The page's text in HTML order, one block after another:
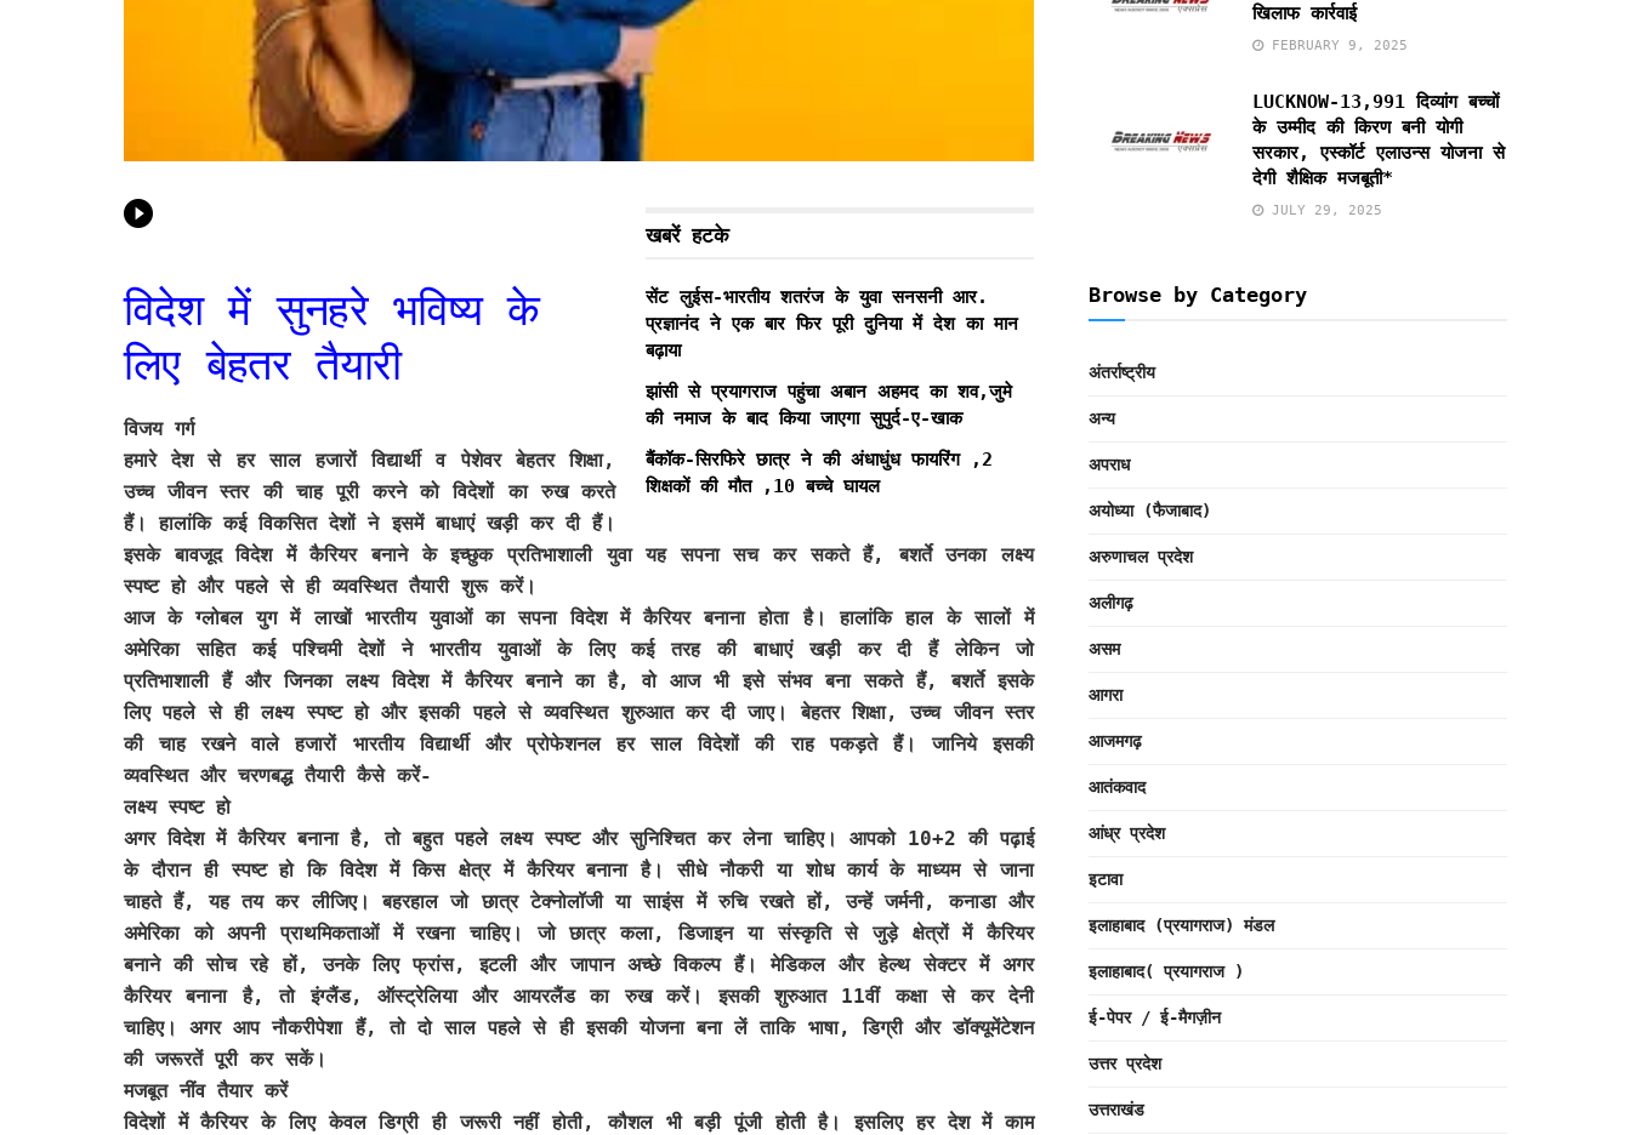
खबरें हटके
सेंट लुईस-भारतीय शतरंज के युवा सनसनी आर.
प्रज्ञानंद ने एक बार फिर पूरी दुनिया में देश का मान
बढ़ाया
झांसी से प्रयागराज पहुंचा अबान अहमद का शव,जुमे
की नमाज के बाद किया जाएगा सुपुर्द-ए-खाक
बैंकॉक-सिरफिरे छात्र ने की अंधाधुंध फायरिंग ,2
शिक्षकों की मौत ,10 बच्चे घायल
विदेश में सुनहरे भविष्य के
लिए बेहतर तैयारी
विजय गर्ग
हमारे देश से हर साल हजारों विद्यार्थी व पेशेवर बेहतर शिक्षा,
उच्च जीवन स्तर की चाह पूरी करने को विदेशों का रुख करते
हैं। हालांकि कई विकसित देशों ने इसमें बाधाएं खड़ी कर दी हैं।
इसके बावजूद विदेश में कैरियर बनाने के इच्छुक प्रतिभाशाली युवा यह सपना सच कर सकते हैं, बशर्ते उनका लक्ष्य
स्पष्ट हो और पहले से ही व्यवस्थित तैयारी शुरू करें।
आज के ग्लोबल युग में लाखों भारतीय युवाओं का सपना विदेश में कैरियर बनाना होता है। हालांकि हाल के सालों में
अमेरिका सहित कई पश्चिमी देशों ने भारतीय युवाओं के लिए कई तरह की बाधाएं खड़ी कर दी हैं लेकिन जो
प्रतिभाशाली हैं और जिनका लक्ष्य विदेश में कैरियर बनाने का है, वो आज भी इसे संभव बना सकते हैं, बशर्ते इसके
लिए पहले से ही लक्ष्य स्पष्ट हो और इसकी पहले से व्यवस्थित शुरुआत कर दी जाए। बेहतर शिक्षा, उच्च जीवन स्तर
की चाह रखने वाले हजारों भारतीय विद्यार्थी और प्रोफेशनल हर साल विदेशों की राह पकड़ते हैं। जानिये इसकी
व्यवस्थित और चरणबद्ध तैयारी कैसे करें-
लक्ष्य स्पष्ट हो
अगर विदेश में कैरियर बनाना है, तो बहुत पहले लक्ष्य स्पष्ट और सुनिश्चित कर लेना चाहिए। आपको 10+2 की पढ़ाई
के दौरान ही स्पष्ट हो कि विदेश में किस क्षेत्र में कैरियर बनाना है। सीधे नौकरी या शोध कार्य के माध्यम से जाना
चाहते हैं, यह तय कर लीजिए। बहरहाल जो छात्र टेक्नोलॉजी या साइंस में रुचि रखते हों, उन्हें जर्मनी, कनाडा और
अमेरिका को अपनी प्राथमिकताओं में रखना चाहिए। जो छात्र कला, डिजाइन या संस्कृति से जुड़े क्षेत्रों में कैरियर
बनाने की सोच रहे हों, उनके लिए फ्रांस, इटली और जापान अच्छे विकल्प हैं। मेडिकल और हेल्थ सेक्टर में अगर
कैरियर बनाना है, तो इंग्लैंड, ऑस्ट्रेलिया और आयरलैंड का रुख करें। इसकी शुरुआत 11वीं कक्षा से कर देनी
चाहिए। अगर आप नौकरीपेशा हैं, तो दो साल पहले से ही इसकी योजना बना लें ताकि भाषा, डिग्री और डॉक्यूमेंटेशन
की जरूरतें पूरी कर सकें।
मजबूत नींव तैयार करें
विदेशों में कैरियर के लिए केवल डिग्री ही जरूरी नहीं होती, कौशल भी बड़ी पूंजी होती है। इसलिए हर देश में काम
खिलाफ कार्रवाई
FEBRUARY 9, 2025
LUCKNOW-13,991 दिव्यांग बच्चों
के उम्मीद की किरण बनी योगी
सरकार, एस्कॉर्ट एलाउन्स योजना से
देगी शैक्षिक मजबूती*
JULY 29, 2025
Browse by Category
अंतर्राष्ट्रीय
अन्य
अपराध
अयोध्या (फैजाबाद)
अरुणाचल प्रदेश
अलीगढ़
असम
आगरा
आजमगढ़
आतंकवाद
आंध्र प्रदेश
इटावा
इलाहाबाद (प्रयागराज) मंडल
इलाहाबाद( प्रयागराज )
ई-पेपर / ई-मैगज़ीन
उत्तर प्रदेश
उत्तराखंड